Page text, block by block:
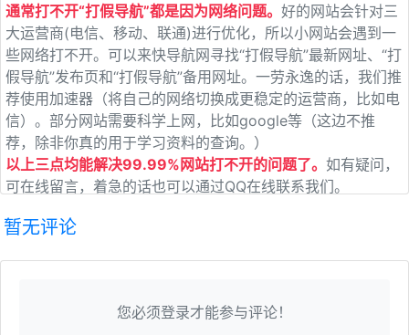
通常打不开“打假导航”都是因为网络问题。 好的网站会针对三
大运营商(电信、移动、联通)进行优化，所以小网站会遇到一
些网络打不开。可以来快导航网寻找“打假导航”最新网址、“打
假导航”发布页和“打假导航”备用网址。一劳永逸的话，我们推
荐使用加速器（将自己的网络切换成更稳定的运营商，比如电
信）。部分网站需要科学上网，比如google等（这边不推
荐，除非你真的用于学习资料的查询。）
以上三点均能解决99.99%网站打不开的问题了。 如有疑问，
可在线留言，着急的话也可以通过QQ在线联系我们。
暂无评论
您必须登录才能参与评论！